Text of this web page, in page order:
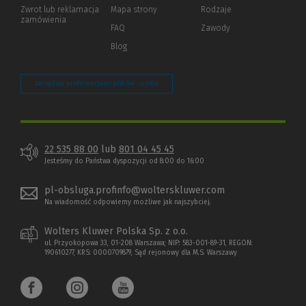
innej
Zwrot lub reklamacja
zamówienia
Mapa strony
FAQ
Blog
Rodzaje
Zawody
Zarządzaj preferencjami plików cookie
22 535 88 00 lub 801 04 45 45
Jesteśmy do Państwa dyspozycji od 8:00 do 16:00
pl-obsluga.profinfo@wolterskluwer.com
Na wiadomość odpowiemy możliwe jak najszybciej.
Wolters Kluwer Polska Sp. z o.o.
ul. Przyokopowa 33, 01-208 Warszawa; NIP: 583-001-89-31, REGON:
190610277, KRS: 0000709879, Sąd rejonowy dla M.S. Warszawy